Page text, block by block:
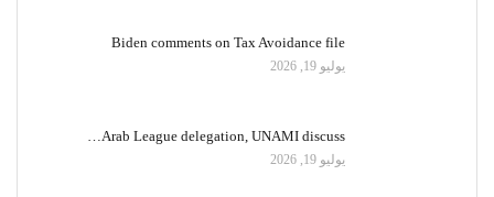
Biden comments on Tax Avoidance file
يوليو 19, 2026
Arab League delegation, UNAMI discuss…
يوليو 19, 2026